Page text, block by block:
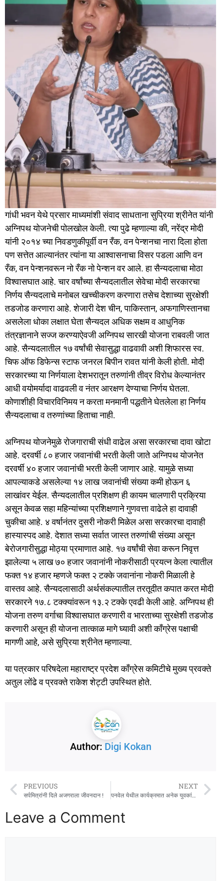
गांधी भवन येथे प्रसार माध्यमांशी संवाद साधताना सुप्रिया श्रीनेत यांनी
अग्निपथ योजनेची पोलखोल केली. त्या पुढे म्हणाल्या की, नरेंद्र मोदी
यांनी २०१४ च्या निवडणुकीपूर्वी वन रँक, वन पेन्शनचा नारा दिला होता
पण सत्तेत आल्यानंतर त्यांना या आश्वासनाचा विसर पडला आणि वन
रँक, वन पेन्शनवरून नो रँक नो पेन्शन वर आले. हा सैन्यदलाचा मोठा
विश्वासघात आहे. चार वर्षांच्या सैन्यदलातील सेवेचा मोदी सरकारचा
निर्णय सैन्यदलाचे मनोबल खच्चीकरण करणारा तसेच देशाच्या सुरक्षेशी
तडजोड करणारा आहे. शेजारी देश चीन, पाकिस्तान, अफगाणिस्तानचा
असलेला धोका लक्षात घेता सैन्यदल अधिक सक्षम व आधुनिक
तंत्रज्ञानाने सज्ज करण्याऐवजी अग्निपथ सारखी योजना राबवली जात
आहे. सैन्यदलातील १७ वर्षांची सेवासुद्धा वाढवावी अशी शिफारस स्व.
चिफ ऑफ डिफेन्स स्टाफ जनरल बिपीन रावत यांनी केली होती. मोदी
सरकारच्या या निर्णयाला देशभरातून तरुणांनी तीव्र विरोध केल्यानंतर
आधी वयोमर्यादा वाढवली व नंतर आरक्षण देण्याचा निर्णय घेतला.
कोणाशीही विचारविनिमय न करता मनमानी पद्धतीने घेतलेला हा निर्णय
सैन्यदलाचा व तरुणांच्या हिताचा नाही.
अग्निपथ योजनेमुळे रोजगाराची संधी वाढेल असा सरकारचा दावा खोटा
आहे. दरवर्षी ८० हजार जवानांची भरती केली जाते अग्निपथ योजनेत
दरवर्षी ४० हजार जवानांची भरती केली जाणार आहे. यामुळे सध्या
आपल्याकडे असलेल्या १४ लाख जवानांची संख्या कमी होऊन ६
लाखांवर येईल. सैन्यदलातील प्रशिक्षण ही कायम चालणारी प्रक्रिया
असून केवळ सहा महिन्यांच्या प्रशिक्षणाने गुणवत्ता वाढेले हा दावाही
चुकीचा आहे. ४ वर्षानंतर दुसरी नोकरी मिळेल असा सरकारचा दावाही
हास्यास्पद आहे. देशात सध्या सर्वात जास्त तरुणांची संख्या असून
बेरोजगारीसुद्धा मोठ्या प्रमाणात आहे. १७ वर्षांची सेवा करून निवृत्त
झालेल्या ५ लाख ७० हजार जवानांनी नोकरीसाठी प्रयत्न केला त्यातील
फक्त १४ हजार म्हणजे फक्त २ टक्के जवानांना नोकरी मिळाली हे
वास्तव आहे. सैन्यदलासाठी अर्थसंकल्पातील तरतूदीत कपात करत मोदी
सरकारने १७.८ टक्क्यांवरून १३.२ टक्के एवढी केली आहे. अग्निपथ ही
योजना तरुण वर्गाचा विश्वासघात करणारी व भारताच्या सुरक्षेशी तडजोड
करणारी असून ही योजना तात्काळ मागे घ्यावी अशी काँग्रेस पक्षाची
मागणी आहे, असे सुप्रिया श्रीनेत म्हणाल्या.
या पत्रकार परिषदेला महाराष्ट्र प्रदेश काँग्रेस कमिटीचे मुख्य प्रवक्ते
अतुल लोंढे व प्रवक्ते राकेश शेट्टी उपस्थित होते.
Author: Digi Kokan
PREVIOUS
सर्पमित्रांनी दिले अजगराला जीवनदान !
NEXT
पनवेल येथील कार्यक्रमात अनेक युवकांचा मनसेमध्ये प्रवेश
Leave a Comment